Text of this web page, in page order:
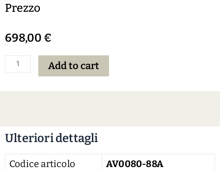
Prezzo
698,00 €
Add to cart
Ulteriori dettagli
Codice articolo AV0080-88A